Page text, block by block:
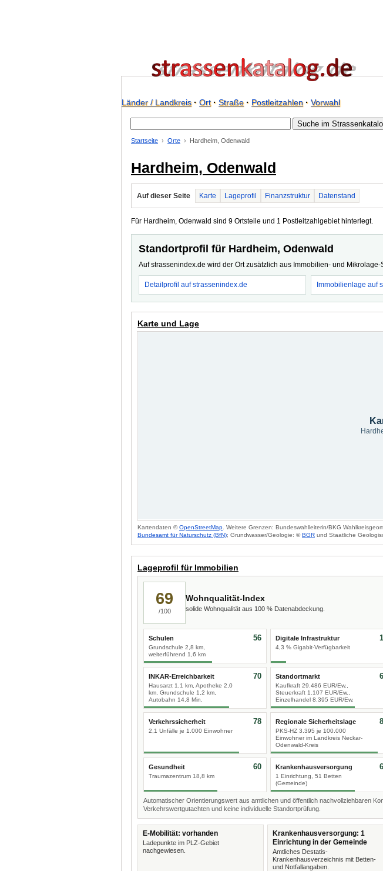
Länder / Landkreis· Ort· Straße· Postleitzahlen· Vorwahl
Startseite Orte Hardheim, Odenwald
Hardheim, Odenwald
Auf dieser Seite Karte Lageprofil Finanzstruktur Datenstand
Für Hardheim, Odenwald sind 9 Ortsteile und 1 Postleitzahlgebiet hinterlegt.
Standortprofil für Hardheim, Odenwald
Auf strassenindex.de wird der Ort zusätzlich aus Immobilien- und
Detailprofil auf strassenindex.de Immobilienlage auf
Karte und Lage
Kartendaten ©OpenStreetMap . Weitere Grenzen: Bundeswahlleiterin/BKG
Bundesamt für Naturschutz (BfN); Grundwasser/Geologie: ©BGR und Staatliche
Lageprofil für Immobilien
69
/100
Wohnqualität-Index
solide Wohnqualität aus 100 % Datenabdeckung.
Schulen
Grundschule 2,8 km,
weiterführend 1,6 km
56 Digitale Infrastruktur
4,3 % Gigabit-Verfügbarkeit
INKAR-Erreichbarkeit
Hausarzt 1,1 km, Apotheke 2,0
km, Grundschule 1,2 km,
Autobahn 14,8 Min.
70 Standortmarkt
Kaufkraft 29.486 EUR/Ew.,
Steuerkraft 1.107 EUR/Ew.,
Einzelhandel 8.395 EUR/Ew.
Verkehrssicherheit
2,1 Unfälle je 1.000 Einwohner
78 Regionale Sicherheitslage
PKS-HZ 3.395 je 100.000
Einwohner im Landkreis Neckar-
Odenwald-Kreis
Gesundheit
Traumazentrum 18,8 km
60 Krankenhausversorgung
1 Einrichtung, 51 Betten
(Gemeinde)
Automatischer Orientierungswert aus amtlichen und öffentlich nachvollziehbaren
Verkehrswertgutachten und keine individuelle Standortprüfung.
E-Mobilität: vorhanden
Ladepunkte im PLZ-Gebiet
nachgewiesen.
Krankenhausversorgung: 1
Einrichtung in der Gemeinde
Amtliches Destatis-
Krankenhausverzeichnis mit Betten-
und Notfallangaben.